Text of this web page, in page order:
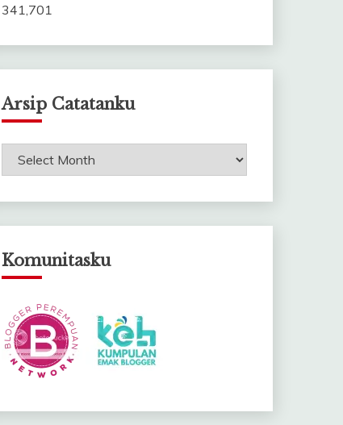
341,701
Arsip Catatanku
Arsip
Komunitasku